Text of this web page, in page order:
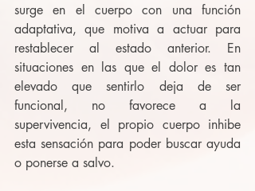
surge en el cuerpo con una función
adaptativa, que motiva a actuar para
restablecer al estado anterior. En
situaciones en las que el dolor es tan
elevado que sentirlo deja de ser
funcional, no favorece a la
supervivencia, el propio cuerpo inhibe
esta sensación para poder buscar ayuda
o ponerse a salvo.